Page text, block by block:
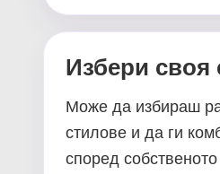
Избери своя
Може да избираш
стилове и да ги
според собственото